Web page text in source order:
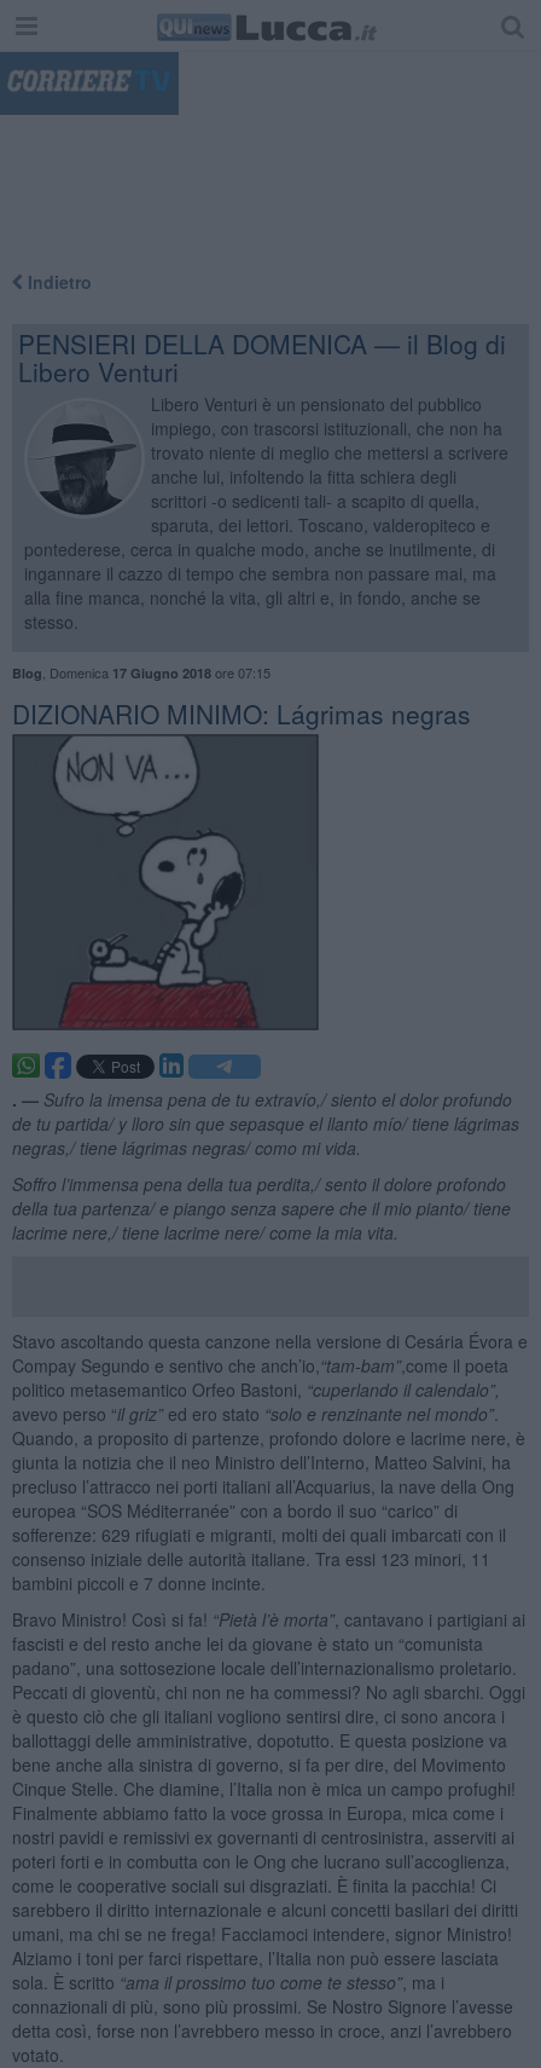
Indietro
PENSIERI DELLA DOMENICA — il Blog di
Libero Venturi
Libero Venturi è un pensionato del pubblico
impiego, con trascorsi istituzionali, che non ha
trovato niente di meglio che mettersi a scrivere
anche lui, infoltendo la fitta schiera degli
scrittori -o sedicenti tali- a scapito di quella,
sparuta, dei lettori. Toscano, valderopiteco e
pontederese, cerca in qualche modo, anche se inutilmente, di
ingannare il cazzo di tempo che sembra non passare mai, ma
alla fine manca, nonché la vita, gli altri e, in fondo, anche se
stesso.
Blog Domenica 17 Giugno 2018ore 07:15
DIZIONARIO MINIMO: ​Lágrimas negras
. — Sufro la imensa pena de tu extravío,/siento el dolor profundo
de tu partida/ y lloro sin que sepasque el llanto mío/ tiene lágrimas
negras, / tiene lágrimas negras/como mi vida.
Soffro l’immensa pena della tua perdita,/ sento il dolore profondo
della tua partenza/ e piango senza sapere che il mio pianto/ tiene
lacrime nere ,/ tiene lacrime nere/ come la mia vita.
Stavo ascoltando questa canzone nella versione di Cesária Évora e
Compay Segundo e sentivo che anch’io, “tam-bam”,come il poeta
politico metasemantico Orfeo Bastoni, “cuperlando il calendalo”,
avevo perso “il griz” ed ero stato “solo e renzinante nel mondo”.
Quando, a proposito di partenze, profondo dolore e lacrime nere, è
giunta la notizia che il neo Ministro dell’Interno, Matteo Salvini, ha
precluso l’attracco nei porti italiani all’Acquarius, la nave della Ong
europea “SOS Méditerranée” con a bordo il suo “carico” di
sofferenze: 629 rifugiati e migranti, molti dei quali imbarcati con il
consenso iniziale delle autorità italiane. Tra essi 123 minori, 11
bambini piccoli e 7 donne incinte.
Bravo Ministro! Così si fa! “Pietà l’è morta”, cantavano i partigiani ai
fascisti e del resto anche lei da giovane è stato un “comunista
padano”, una sottosezione locale dell’internazionalismo proletario.
Peccati di gioventù, chi non ne ha commessi? No agli sbarchi. Oggi
è questo ciò che gli italiani vogliono sentirsi dire, ci sono ancora i
ballottaggi delle amministrative, dopotutto. E questa posizione va
bene anche alla sinistra di governo, si fa per dire, del Movimento
Cinque Stelle. Che diamine, l’Italia non è mica un campo profughi!
Finalmente abbiamo fatto la voce grossa in Europa, mica come i
nostri pavidi e remissivi ex governanti di centrosinistra, asserviti ai
poteri forti e in combutta con le Ong che lucrano sull’accoglienza,
come le cooperative sociali sui disgraziati. È finita la pacchia! Ci
sarebbero il diritto internazionale e alcuni concetti basilari dei diritti
umani, ma chi se ne frega! Facciamoci intendere, signor Ministro!
Alziamo i toni per farci rispettare, l’Italia non può essere lasciata
sola. È scritto “ama il prossimo tuo come te stesso”, ma i
connazionali di più, sono più prossimi. Se Nostro Signore l’avesse
detta così, forse non l’avrebbero messo in croce, anzi l’avrebbero
votato.